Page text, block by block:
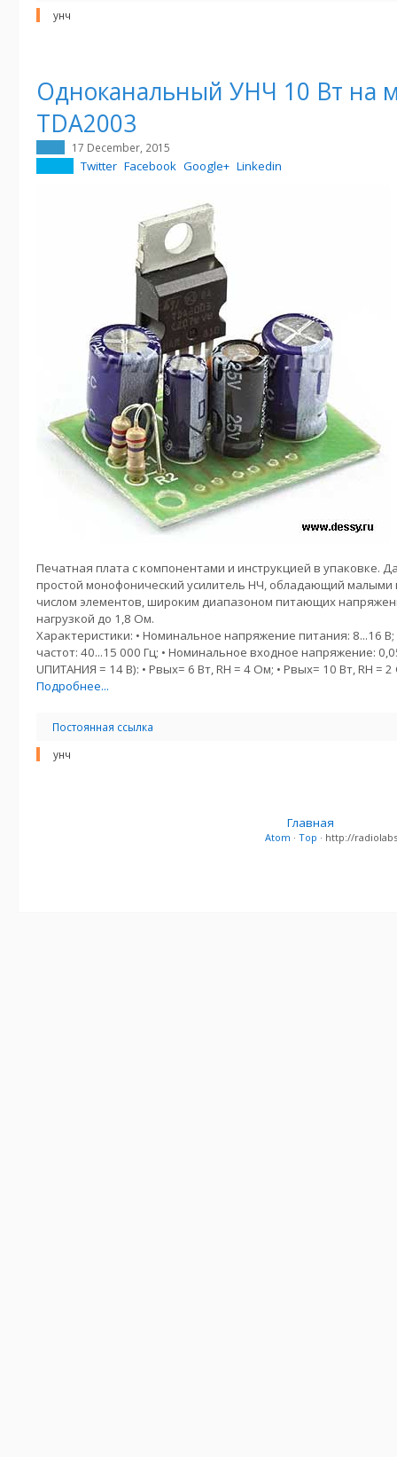
унч
Одноканальный УНЧ 10 Вт на
TDA2003
17 December, 2015
Twitter Facebook Google+ Linkedin
Печатная плата с компонентами и инструкцией в упаковке.
простой монофонический усилитель НЧ, обладающий
числом элементов, широким диапазоном питающих
нагрузкой до 1,8 Ом.
Характеристики: • Номинальное напряжение питания: 8...16
частот: 40...15 000 Гц; • Номинальное входное напряжение:
UПИТАНИЯ = 14 В): • Pвых= 6 Вт, RН = 4 Ом; • Pвых= 10 Вт, RН =
Подробнее...
Постоянная ссылка
унч
Главная
Atom · Top · http://